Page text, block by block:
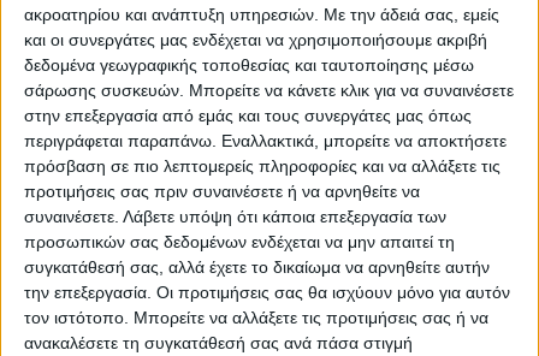
ακροατηρίου και ανάπτυξη υπηρεσιών. Με την άδειά σας, εμείς
και οι συνεργάτες μας ενδέχεται να χρησιμοποιήσουμε ακριβή
δεδομένα γεωγραφικής τοποθεσίας και ταυτοποίησης μέσω
σάρωσης συσκευών. Μπορείτε να κάνετε κλικ για να συναινέσετε
στην επεξεργασία από εμάς και τους συνεργάτες μας όπως
περιγράφεται παραπάνω. Εναλλακτικά, μπορείτε να αποκτήσετε
πρόσβαση σε πιο λεπτομερείς πληροφορίες και να αλλάξετε τις
προτιμήσεις σας πριν συναινέσετε ή να αρνηθείτε να
συναινέσετε. Λάβετε υπόψη ότι κάποια επεξεργασία των
προσωπικών σας δεδομένων ενδέχεται να μην απαιτεί τη
συγκατάθεσή σας, αλλά έχετε το δικαίωμα να αρνηθείτε αυτήν
την επεξεργασία. Οι προτιμήσεις σας θα ισχύουν μόνο για αυτόν
τον ιστότοπο. Μπορείτε να αλλάξετε τις προτιμήσεις σας ή να
ανακαλέσετε τη συγκατάθεσή σας ανά πάσα στιγμή
https://neosagon.gr
Η Αρχαιότερη Καθημερινή Πρωινή Εφημερίδα της Καρδίτσας
ΠΑΡΟΜΟΙΑ ΑΡΘΡΑ